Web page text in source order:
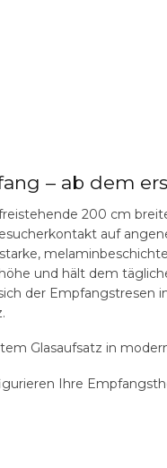
– ab dem
200 cm
auf
und hält dem
der Empfangstresen
Ihre